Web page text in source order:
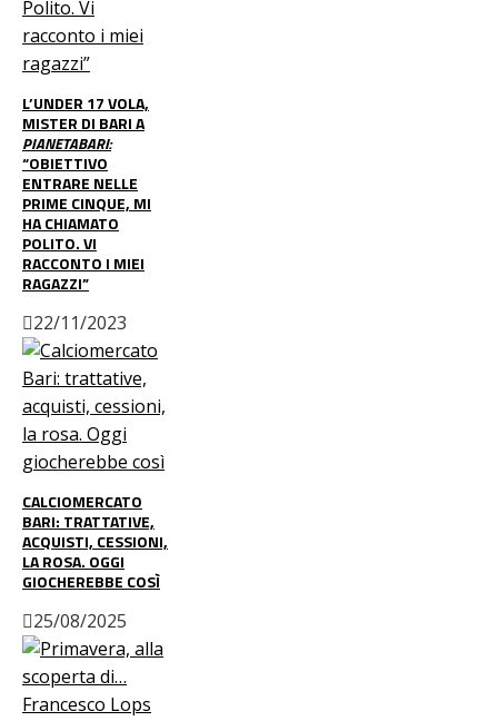
L’UNDER 17 VOLA,
MISTER DI BARI A
PIANETABARI:
“OBIETTIVO
ENTRARE NELLE
PRIME CINQUE, MI
HA CHIAMATO
POLITO. VI
RACCONTO I MIEI
RAGAZZI”
22/11/2023
CALCIOMERCATO
BARI: TRATTATIVE,
ACQUISTI, CESSIONI,
LA ROSA. OGGI
GIOCHEREBBE COSÌ
25/08/2025